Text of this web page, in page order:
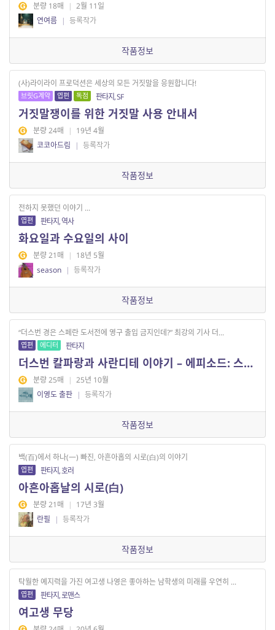
분량 18매 | 2월 11일
연여름 | 등록작가
작품정보
(사)라이라이 프로덕션은 세상의 모든 거짓말을 응원합니다!
브릿G계약 엽편 독점 판타지, SF
거짓말쟁이를 위한 거짓말 사용 안내서
분량 24매 | 19년 4월
코코아드림
| 등록작가
작품정보
전하지 못했던 이야기 ...
엽편 판타지, 역사
화요일과 수요일의 사이
분량 21매 | 18년 5월
season | 등록작가
작품정보
“더스번 경은 스페란 도서전에 영구 출입 금지인데?” 최강의 기사 더...
엽편 에디터 판타지
더스번 칼파랑과 사란디테 이야기 – 에피소드: 스페란 도서전에서
분량 25매 | 25년 10월
이영도 출판 | 등록작가
작품정보
백(百)에서 하나(一) 빠진, 아흔아홉의 시로(白)의 이야기
엽편 판타지, 호러
아흔아홉날의 시로(白)
분량 21매 | 17년 3월
란필
| 등록작가
작품정보
탁월한 예지력을 가진 여고생 나영은 좋아하는 남학생의 미래를 우연히 ...
엽편 판타지, 로맨스
여고생 무당